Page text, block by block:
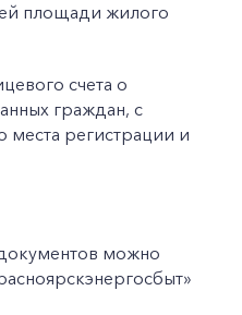
площади жилого
счета о
граждан, с
регистрации и
можно